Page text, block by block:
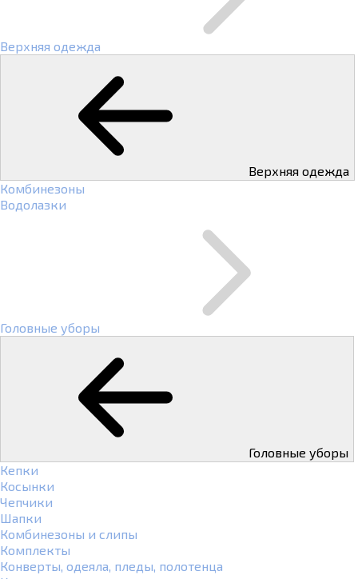
Верхняя одежда
Верхняя одежда
Комбинезоны
Водолазки
Головные уборы
Головные уборы
Кепки
Косынки
Чепчики
Шапки
Комбинезоны и слипы
Комплекты
Конверты, одеяла, пледы, полотенца